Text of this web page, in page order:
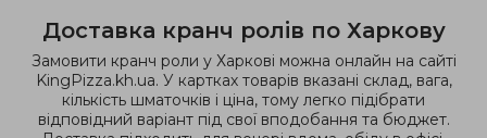
Доставка кранч ролів по Харкову
Замовити кранч роли у Харкові можна онлайн на сайті
KingPizza.kh.ua. У картках товарів вказані склад, вага,
кількість шматочків і ціна, тому легко підібрати
відповідний варіант під свої вподобання та бюджет.